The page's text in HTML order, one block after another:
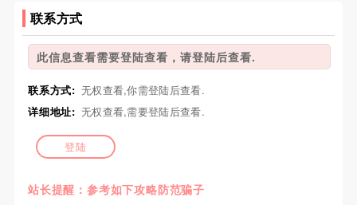
联系方式
此信息查看需要登陆查看，请登陆后查看.
联系方式: 无权查看,你需登陆后查看.
详细地址: 无权查看,需要登陆后查看.
登陆
站长提醒：参考如下攻略防范骗子